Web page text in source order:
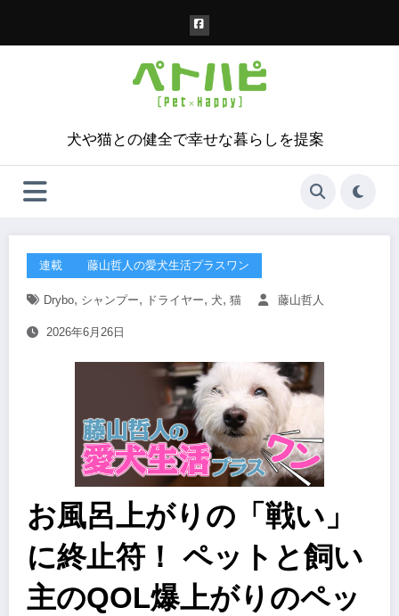
犬や猫との健全で幸せな暮らしを提案
連載 藤山哲人の愛犬生活プラスワン
Drybo, シャンプー, ドライヤー, 犬, 猫 藤山哲人
2026年6月26日
お風呂上がりの「戦い」
に終止符！ ペットと飼い
主のQOL爆上がりのペッ